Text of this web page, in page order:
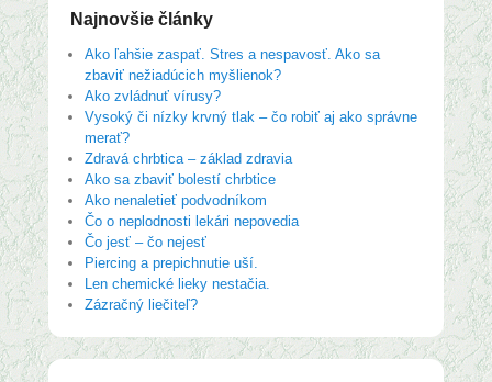
Najnovšie články
Ako ľahšie zaspať. Stres a nespavosť. Ako sa
zbaviť nežiadúcich myšlienok?
Ako zvládnuť vírusy?
Vysoký či nízky krvný tlak – čo robiť aj ako správne
merať?
Zdravá chrbtica – základ zdravia
Ako sa zbaviť bolestí chrbtice
Ako nenaletieť podvodníkom
Čo o neplodnosti lekári nepovedia
Čo jesť – čo nejesť
Piercing a prepichnutie uší.
Len chemické lieky nestačia.
Zázračný liečiteľ?